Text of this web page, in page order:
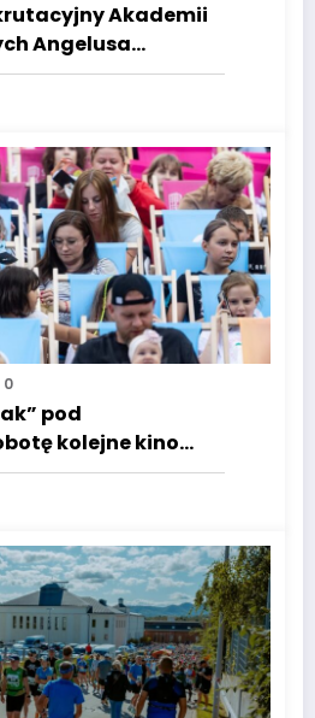
Akademii
Angelusa
bije rekordy, ale Ty
– weź udział w II
0
pod
kolejne kino
Zdroju